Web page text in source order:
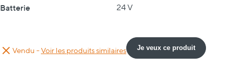
Batterie 24 V
Vendu -Voir les produits similaires Je veux ce produit